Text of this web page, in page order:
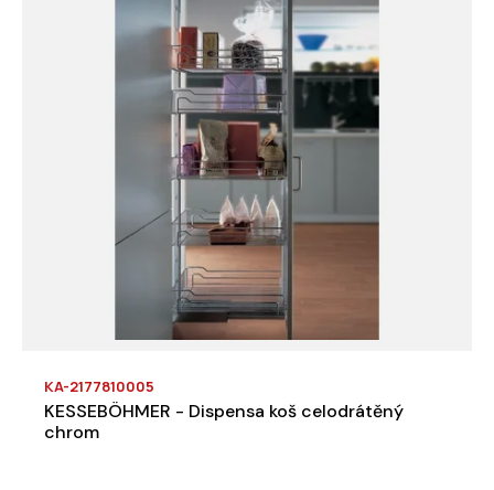
KA-2177810005
KESSEBÖHMER - Dispensa koš celodrátěný
chrom